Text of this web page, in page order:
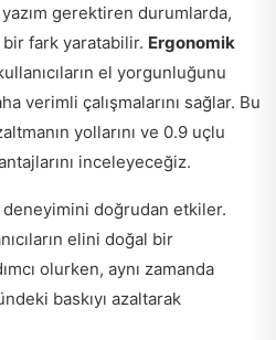
gerektiren durumlarda,
fark yaratabilir. Ergonomik
el yorgunluğunu
verimli çalışmalarını sağlar. Bu
yollarını ve 0.9 uçlu
inceleyeceğiz.
deneyimini doğrudan etkiler.
elini doğal bir
olurken, aynı zamanda
baskıyı azaltarak